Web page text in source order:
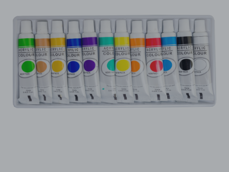
Klik supermarket
Sport i slobodno vrijeme
Ljepota i zdravlje
Mame i bebe